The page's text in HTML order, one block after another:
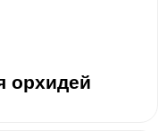
орхидей